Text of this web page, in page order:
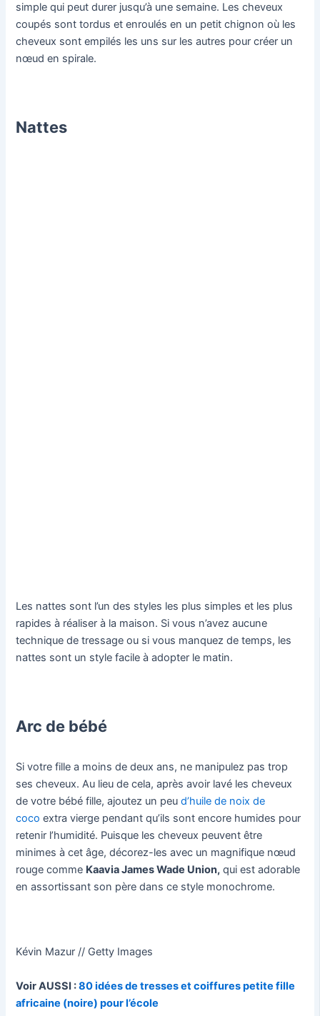
simple qui peut durer jusqu’à une semaine. Les cheveux
coupés sont tordus et enroulés en un petit chignon où les
cheveux sont empilés les uns sur les autres pour créer un
nœud en spirale.
Nattes
Les nattes sont l’un des styles les plus simples et les plus
rapides à réaliser à la maison. Si vous n’avez aucune
technique de tressage ou si vous manquez de temps, les
nattes sont un style facile à adopter le matin.
Arc de bébé
Si votre fille a moins de deux ans, ne manipulez pas trop
ses cheveux. Au lieu de cela, après avoir lavé les cheveux
de votre bébé fille, ajoutez un peud’huile de noix de
coco extra vierge pendant qu’ils sont encore humides pour
retenir l’humidité. Puisque les cheveux peuvent être
minimes à cet âge, décorez-les avec un magnifique nœud
rouge comme Kaavia James Wade Union, qui est adorable
en assortissant son père dans ce style monochrome.
Kévin Mazur // Getty Images
Voir AUSSI :80 idées de tresses et coiffures petite fille
africaine (noire) pour l’école